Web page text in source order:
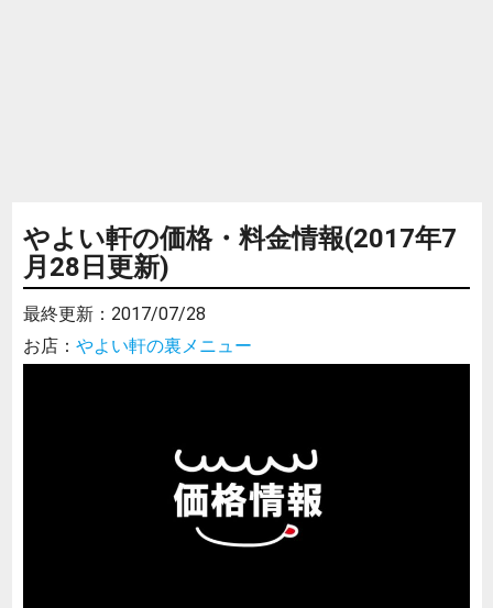
やよい軒の価格・料金情報(2017年7
月28日更新)
最終更新： 2017/07/28
お店： やよい軒の裏メニュー